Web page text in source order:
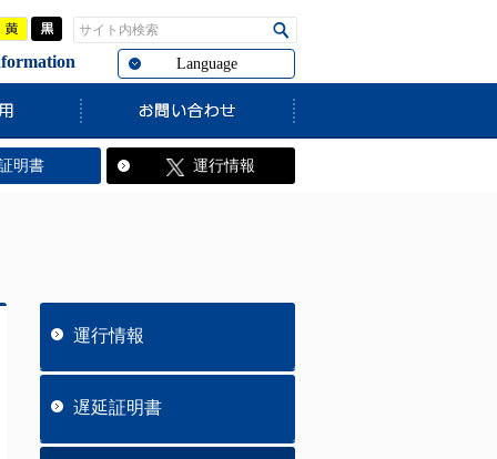
青 黄 サイト内検索
Language
明書 運行情報
運行情報
遅延証明書